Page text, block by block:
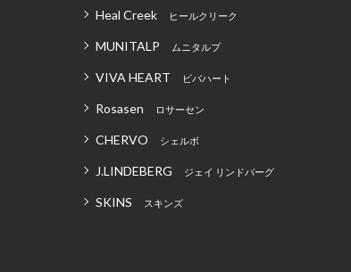
Heal Creek ヒールクリーク
MUNITALP ムニタルプ
VIVA HEART ビバハート
Rosasen ロサーセン
CHERVO シェルボ
J.LINDEBERG ジェイ リンドバーグ
SKINS スキンズ